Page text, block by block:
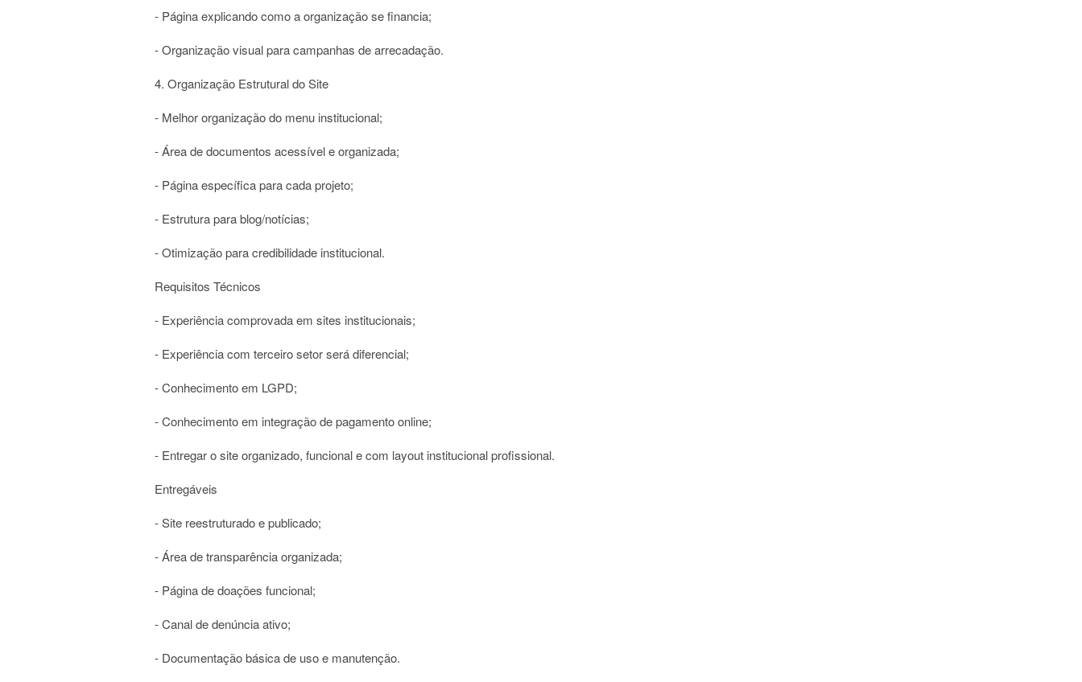
- Página explicando como a organização se financia;
- Organização visual para campanhas de arrecadação.
4. Organização Estrutural do Site
- Melhor organização do menu institucional;
- Área de documentos acessível e organizada;
- Página específica para cada projeto;
- Estrutura para blog/notícias;
- Otimização para credibilidade institucional.
Requisitos Técnicos
- Experiência comprovada em sites institucionais;
- Experiência com terceiro setor será diferencial;
- Conhecimento em LGPD;
- Conhecimento em integração de pagamento online;
- Entregar o site organizado, funcional e com layout institucional profissional.
Entregáveis
- Site reestruturado e publicado;
- Área de transparência organizada;
- Página de doações funcional;
- Canal de denúncia ativo;
- Documentação básica de uso e manutenção.